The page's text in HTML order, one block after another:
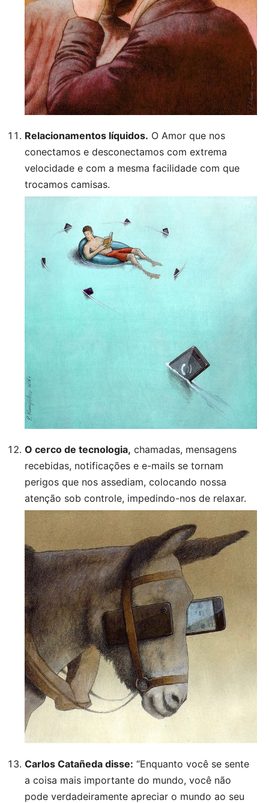
Relacionamentos líquidos. O Amor que nos
conectamos e desconectamos com extrema
velocidade e com a mesma facilidade com que
trocamos camisas.
O cerco de tecnologia, chamadas, mensagens
recebidas, notificações e e-mails se tornam
perigos que nos assediam, colocando nossa
atenção sob controle, impedindo-nos de relaxar.
Carlos Catañeda disse: “Enquanto você se sente
a coisa mais importante do mundo, você não
pode verdadeiramente apreciar o mundo ao seu